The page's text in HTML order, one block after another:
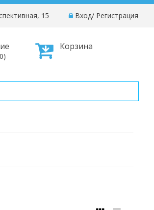
Вход/ Регистрация
15
Корзина